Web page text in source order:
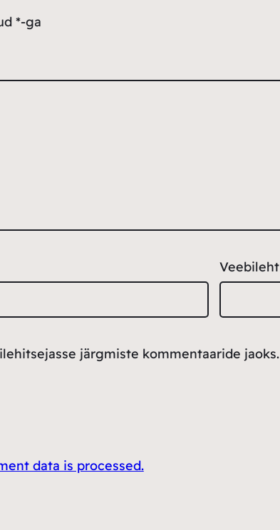
*-ga
Veebileht
järgmiste kommentaaride jaoks.
data is processed.